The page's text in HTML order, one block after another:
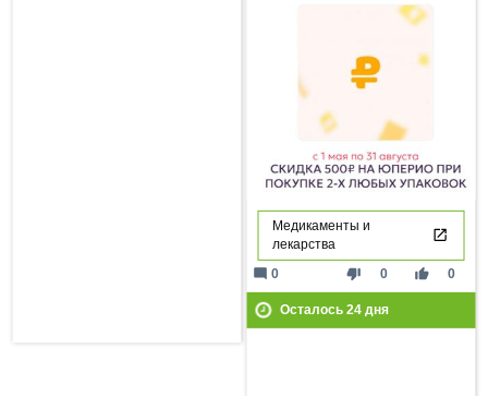
Медикаменты и
лекарства
thumb_down 0 thumb_up 0
mode_comment 0
Осталось 24дня